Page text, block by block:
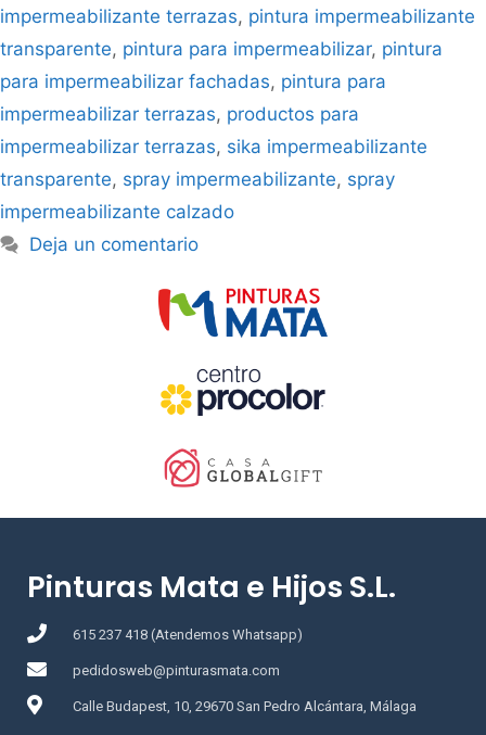
impermeabilizante terrazas, pintura impermeabilizante
transparente, pintura para impermeabilizar, pintura
para impermeabilizar fachadas, pintura para
impermeabilizar terrazas, productos para
impermeabilizar terrazas, sika impermeabilizante
transparente, spray impermeabilizante, spray
impermeabilizante calzado
Deja un comentario
Pinturas Mata e Hijos S.L.
615 237 418 (Atendemos Whatsapp)
pedidosweb@pinturasmata.com
Calle Budapest, 10, 29670 San Pedro Alcántara, Málaga